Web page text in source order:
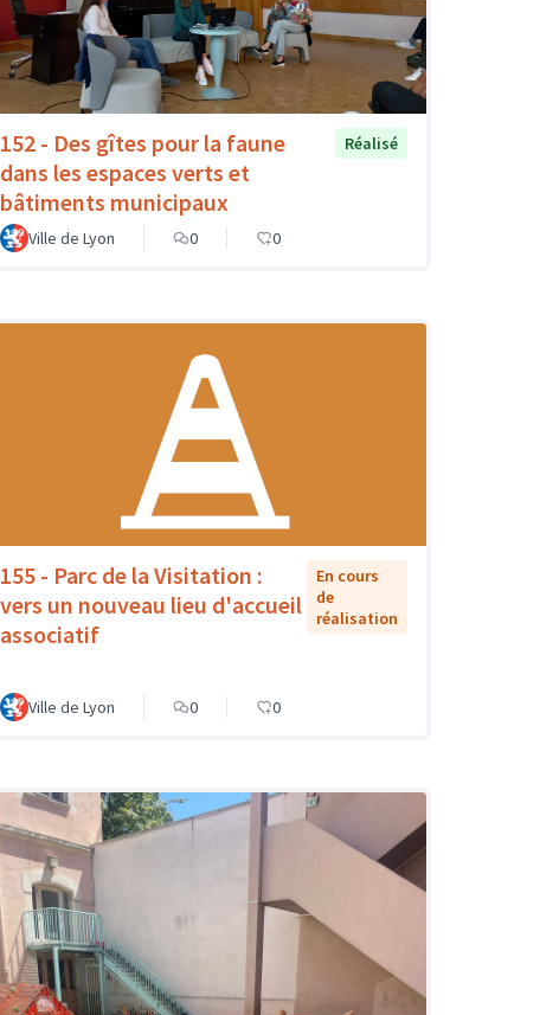
152 - Des gîtes pour la faune
dans les espaces verts et
bâtiments municipaux
Réalisé
Ville de Lyon 0 0
155 - Parc de la Visitation :
vers un nouveau lieu d'accueil
associatif
En cours
de
réalisation
Ville de Lyon 0 0